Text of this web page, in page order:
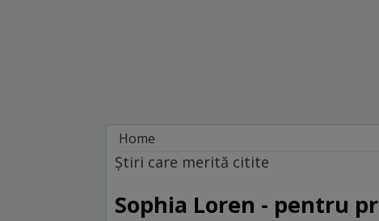
Home
Dileme on-line
Ştiri care merită citite
Sophia Loren - pentru